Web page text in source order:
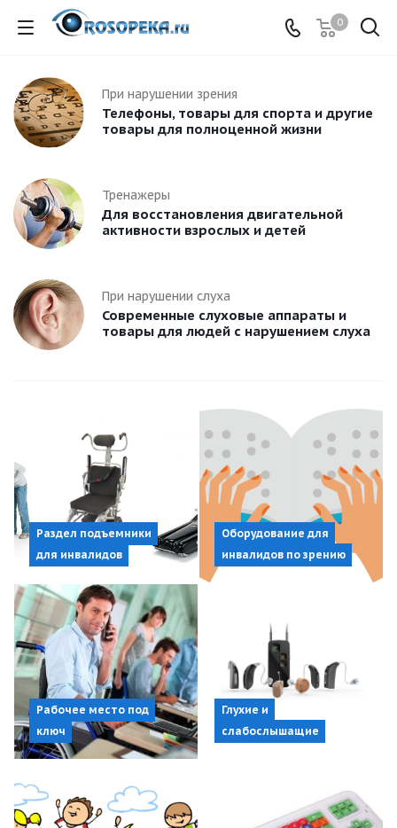
0
При нарушении зрения
Телефоны, товары для спорта и другие
товары для полноценной жизни
Тренажеры
Для восстановления двигательной
активности взрослых и детей
При нарушении слуха
Современные слуховые аппараты и
товары для людей с нарушением слуха
Раздел подъемники
для инвалидов
Оборудование для
инвалидов по зрению
Рабочее место под
ключ
Глухие и
слабослышащие